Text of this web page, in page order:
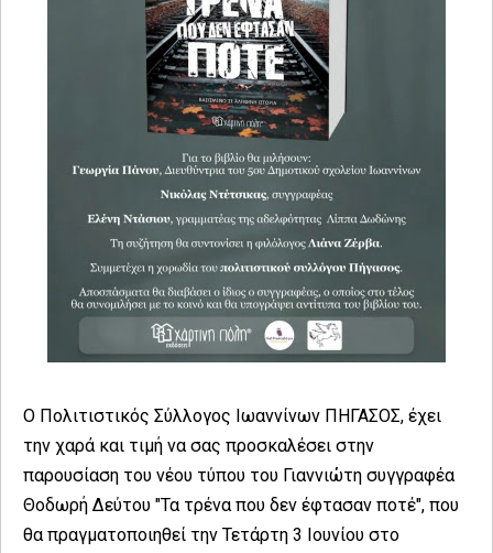
Ο Πολιτιστικός Σύλλογος Ιωαννίνων ΠΗΓΑΣΟΣ, έχει
την χαρά και τιμή να σας προσκαλέσει στην
παρουσίαση του νέου τύπου του Γιαννιώτη συγγραφέα
Θοδωρή Δεύτου "Τα τρένα που δεν έφτασαν ποτέ", που
θα πραγματοποιηθεί την Τετάρτη 3 Ιουνίου στο